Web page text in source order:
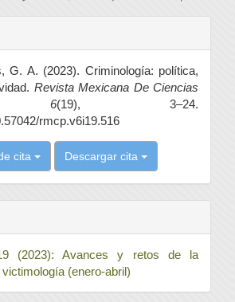
G. A. (2023). Criminología: política,
Revista Mexicana De Ciencias
6(19), 3–24.
rmcp.v6i19.516
cita Descargar cita
(2023): Avances y retos de la
(enero-abril)